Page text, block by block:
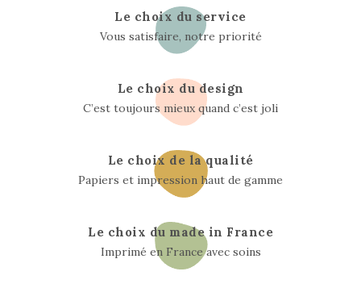
Le choix du service
Vous satisfaire, notre priorité
Le choix du design
C’est toujours mieux quand c’est joli
Le choix de la qualité
Papiers et impression haut de gamme
Le choix du made in France
Imprimé en France avec soins